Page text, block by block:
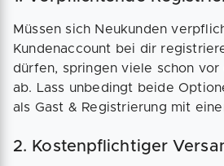
Müssen sich Neukunden
Kundenaccount bei dir
dürfen, springen viele schon vor
ab. Lass unbedingt beide
als Gast & Registrierung mit
2. Kostenpflichtiger